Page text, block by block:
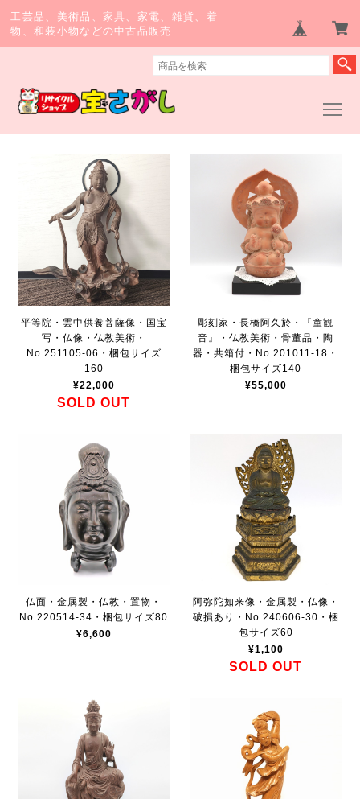
工芸品、美術品、家具、家電、雑貨、着
物、和装小物などの中古品販売
平等院・雲中供養菩薩像・国宝
写・仏像・仏教美術・
No.251105-06・梱包サイズ
160
¥22,000
SOLD OUT
彫刻家・長橋阿久於・『童観
音』・仏教美術・骨董品・陶
器・共箱付・No.201011-18・
梱包サイズ140
¥55,000
仏面・金属製・仏教・置物・
No.220514-34・梱包サイズ80
¥6,600
阿弥陀如来像・金属製・仏像・
破損あり・No.240606-30・梱
包サイズ60
¥1,100
SOLD OUT